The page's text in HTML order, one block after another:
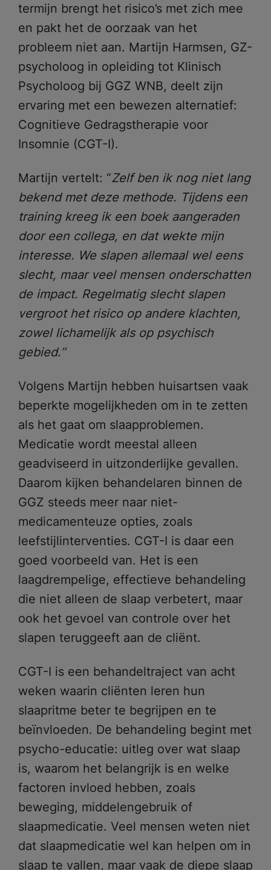
termijn brengt het risico’s met zich mee
en pakt het de oorzaak van het
probleem niet aan. Martijn Harmsen, GZ-
psycholoog in opleiding tot Klinisch
Psycholoog bij GGZ WNB, deelt zijn
ervaring met een bewezen alternatief:
Cognitieve Gedragstherapie voor
Insomnie (CGT-I).
Martijn vertelt: “Zelf ben ik nog niet lang
bekend met deze methode. Tijdens een
training kreeg ik een boek aangeraden
door een collega, en dat wekte mijn
interesse. We slapen allemaal wel eens
slecht, maar veel mensen onderschatten
de impact. Regelmatig slecht slapen
vergroot het risico op andere klachten,
zowel lichamelijk als op psychisch
gebied.’’
Volgens Martijn hebben huisartsen vaak
beperkte mogelijkheden om in te zetten
als het gaat om slaapproblemen.
Medicatie wordt meestal alleen
geadviseerd in uitzonderlijke gevallen.
Daarom kijken behandelaren binnen de
GGZ steeds meer naar niet-
medicamenteuze opties, zoals
leefstijlinterventies. CGT-I is daar een
goed voorbeeld van. Het is een
laagdrempelige, effectieve behandeling
die niet alleen de slaap verbetert, maar
ook het gevoel van controle over het
slapen teruggeeft aan de cliënt.
CGT-I is een behandeltraject van acht
weken waarin cliënten leren hun
slaapritme beter te begrijpen en te
beïnvloeden. De behandeling begint met
psycho-educatie: uitleg over wat slaap
is, waarom het belangrijk is en welke
factoren invloed hebben, zoals
beweging, middelengebruik of
slaapmedicatie. Veel mensen weten niet
dat slaapmedicatie wel kan helpen om in
slaap te vallen, maar vaak de diepe slaap